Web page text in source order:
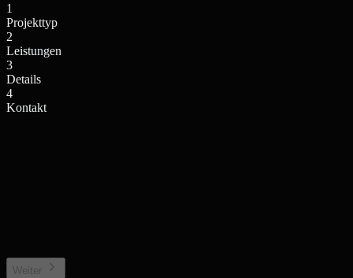
1
Projekttyp
2
Leistungen
3
Details
4
Kontakt
Weiter